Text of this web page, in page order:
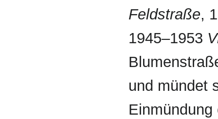
Feld­straße,
1945–1953
und mündet